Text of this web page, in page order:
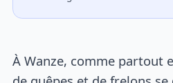
À Wanze, comme partout